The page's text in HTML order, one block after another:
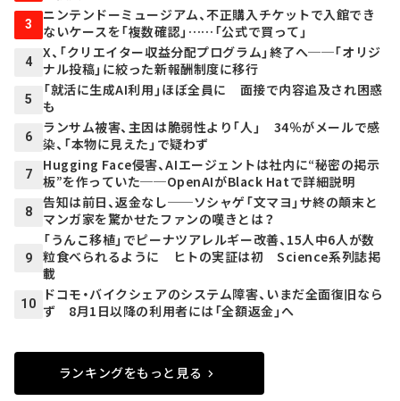
3
ニンテンドーミュージアム、不正購入チケットで入館でき
ないケースを「複数確認」……「公式で買って」
4
X、「クリエイター収益分配プログラム」終了へ──「オリジ
ナル投稿」に絞った新報酬制度に移行
5
「就活に生成AI利用」ほぼ全員に 面接で内容追及され困惑
も
6
ランサム被害、主因は脆弱性より「人」 34％がメールで感
染、「本物に見えた」で疑わず
7
Hugging Face侵害、AIエージェントは社内に“秘密の掲示
板”を作っていた──OpenAIがBlack Hatで詳細説明
8
告知は前日、返金なし──ソシャゲ「文マヨ」サ終の顛末と
マンガ家を驚かせたファンの嘆きとは？
9
「うんこ移植」でピーナツアレルギー改善、15人中6人が数
粒食べられるように ヒトの実証は初 Science系列誌掲
載
10
ドコモ・バイクシェアのシステム障害、いまだ全面復旧なら
ず 8月1日以降の利用者には「全額返金」へ
ランキングをもっと見る